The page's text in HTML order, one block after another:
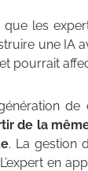
que les
une IA
pourrait
de la
. La gestion
en